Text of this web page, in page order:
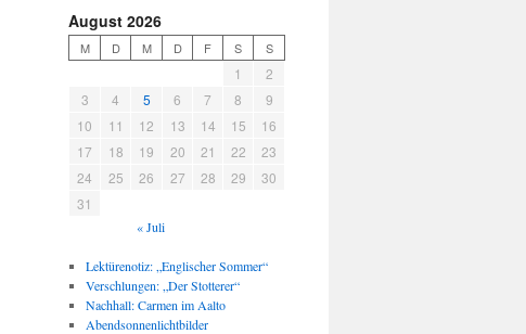
August 2026
M D M D F S S
1
2
3
4 5 6 7 8
9
10
11 12 13 14 15
16
17
18 19 20 21 22
23
24
25 26 27 28 29
30
31
« Juli
Lektürenotiz: „Englischer Sommer“
Verschlungen: „Der Stotterer“
Nachhall: Carmen im Aalto
Abendsonnenlichtbilder